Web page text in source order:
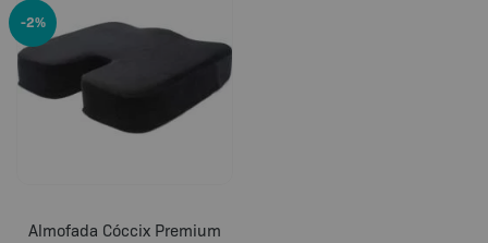
-2%
Almofada Cóccix Premium